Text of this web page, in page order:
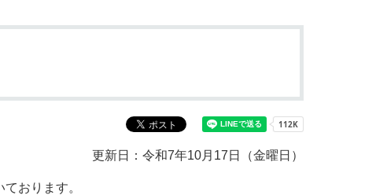
道路・交通・公園・都市計画
ティスク
戦傷・戦没者
選挙
市の窓口一覧
貸付
商工業
更新日：令和7年10月17日（金曜日）
おります。